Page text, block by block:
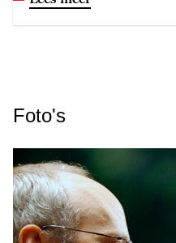
Foto's